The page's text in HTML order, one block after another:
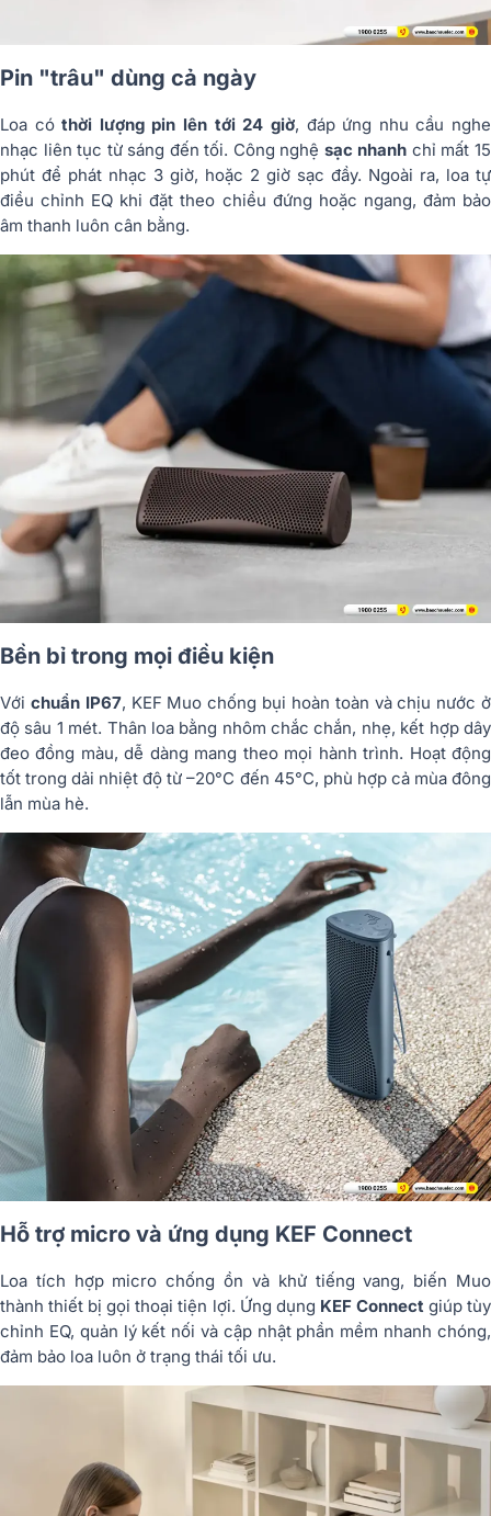
Pin "trâu" dùng cả ngày
Loa cóthời lượng pin lên tới 24 giờ, đáp ứng nhu cầu nghe
nhạc liên tục từ sáng đến tối. Công nghệ sạc nhanh chỉ mất 15
phút để phát nhạc 3 giờ, hoặc 2 giờ sạc đầy. Ngoài ra, loa tự
điều chỉnh EQ khi đặt theo chiều đứng hoặc ngang, đảm bảo
âm thanh luôn cân bằng.
Bền bỉ trong mọi điều kiện
Với chuẩn IP67, KEF Muo chống bụi hoàn toàn và chịu nước ở
độ sâu 1 mét. Thân loa bằng nhôm chắc chắn, nhẹ, kết hợp dây
đeo đồng màu, dễ dàng mang theo mọi hành trình. Hoạt động
tốt trong dải nhiệt độ từ –20°C đến 45°C, phù hợp cả mùa đông
lẫn mùa hè.
Hỗ trợ micro và ứng dụng KEF Connect
Loa tích hợp micro chống ồn và khử tiếng vang, biến Muo
thành thiết bị gọi thoại tiện lợi. Ứng dụng KEF Connect giúp tùy
chỉnh EQ, quản lý kết nối và cập nhật phần mềm nhanh chóng,
đảm bảo loa luôn ở trạng thái tối ưu.